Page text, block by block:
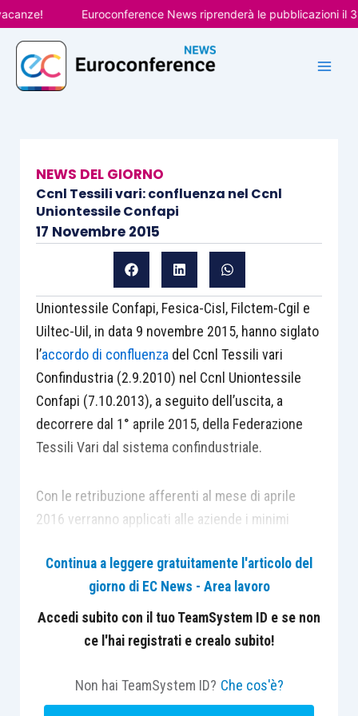
Vai
al
contenuto
Euroconference News riprenderà le pubblicazioni il 31
NEWS DEL GIORNO
Ccnl Tessili vari: confluenza nel Ccnl
Uniontessile Confapi
17 Novembre 2015
Uniontessile Confapi, Fesica-Cisl, Filctem-Cgil e
Uiltec-Uil, in data 9 novembre 2015, hanno siglato
l’accordo di confluenza del Ccnl Tessili vari
Confindustria (2.9.2010) nel Ccnl Uniontessile
Confapi (7.10.2013), a seguito dell’uscita, a
decorrere dal 1° aprile 2015, della Federazione
Tessili Vari dal sistema confindustriale.
Con le retribuzione afferenti al mese di aprile
2016 verranno applicati alle aziende i minimi
vigore il 1° aprile 2016.
Sono previsti i seguenti aumenti contrattuali e le
relative scadenze, al fine di procedere
dall’1/11/2015: € 25,00;
Continua a leggere gratuitamente l'articolo del
giorno di EC News - Area lavoro
Accedi subito con il tuo TeamSystem ID e se non
ce l'hai registrati e crealo subito!
Non hai TeamSystem ID? Che cos'è?